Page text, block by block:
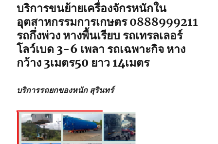
บริการขนย้ายเครื่องจักรหนักใน
อุตสาหกรรมการเกษตร 0888999211
รถกึ่งพ่วง หางพื้นเรียบ รถเทรลเลอร์
โลว์เบด 3-6 เพลา รถเฉพาะกิจ หาง
กว้าง 3เมตร50 ยาว 14เมตร
บริการรถยกของหนัก สุรินทร์